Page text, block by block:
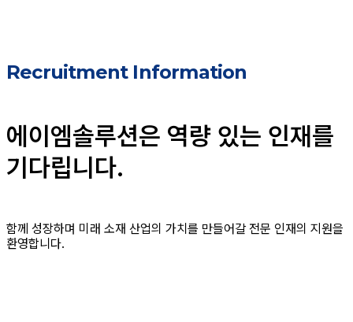
Recruitment Information
에이엠솔루션은 역량 있는 인재를
기다립니다.
함께 성장하며 미래 소재 산업의 가치를 만들어갈 전문 인재의 지원을
환영합니다.